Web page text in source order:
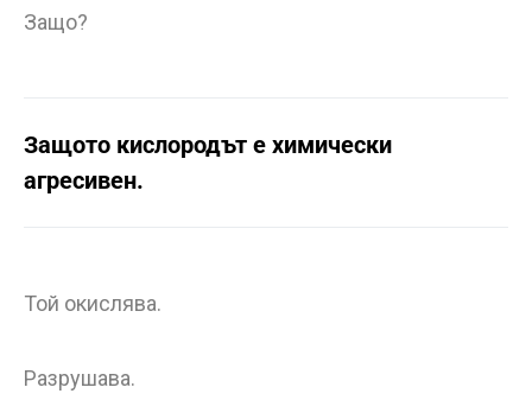
Защо?
Защото кислородът е химически
агресивен.
Той окислява.
Разрушава.